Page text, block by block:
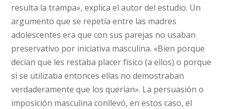
resulta la trampa», explica el autor del estudio. Un
argumento que se repetía entre las madres
adolescentes era que con sus parejas no usaban
preservativo por iniciativa masculina. «Bien porque
decían que les restaba placer físico (a ellos) o porque
si se utilizaba entonces ellas no demostraban
verdaderamente que los querían». La persuasión o
imposición masculina conllevó, en estos caso, el